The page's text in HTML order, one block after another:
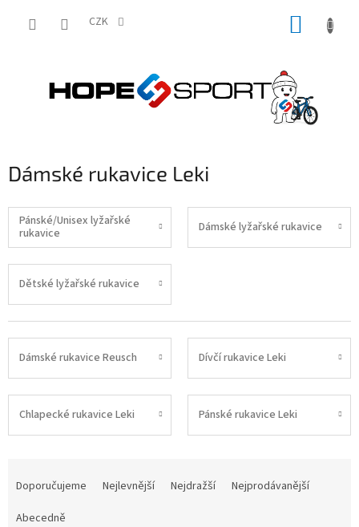
CZK
Dámské rukavice Leki
Pánské/Unisex lyžařské
rukavice
Dámské lyžařské rukavice
Dětské lyžařské rukavice
Dámské rukavice Reusch Dívčí rukavice Leki
Chlapecké rukavice Leki Pánské rukavice Leki
Doporučujeme Nejlevnější Nejdražší
Nejprodávanější
Abecedně